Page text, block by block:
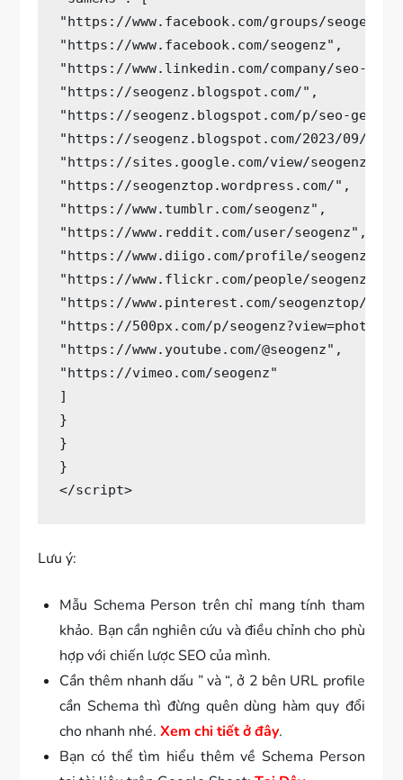
Lưu ý:
Mẫu Schema Person trên chỉ mang tính tham
khảo. Bạn cần nghiên cứu và điều chỉnh cho phù
hợp với chiến lược SEO của mình.
Cần thêm nhanh dấu ” và “, ở 2 bên URL profile
cần Schema thì đừng quên dùng hàm quy đổi
cho nhanh nhé.Xem chi tiết ở đây.
Bạn có thể tìm hiểu thêm về Schema Person